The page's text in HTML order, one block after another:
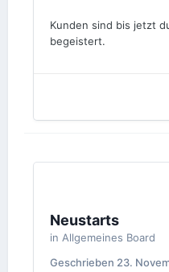
Kunden sind bis jetzt
begeistert.
Neustarts
in Allgemeines Board
Geschrieben 23.